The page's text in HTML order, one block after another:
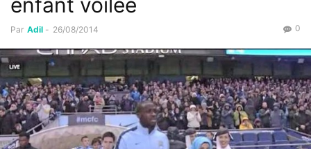
enfant voilée
Par Adil - 26/08/2014 0